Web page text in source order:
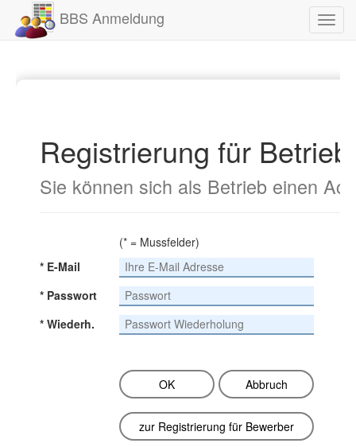
BBS Anmeldung
Registrierung für
Sie können sich als Betrieb einen
(* = Mussfelder)
* E-Mail
* Passwort
* Wiederh.
OK Abbruch
zur Registrierung für Bewerber